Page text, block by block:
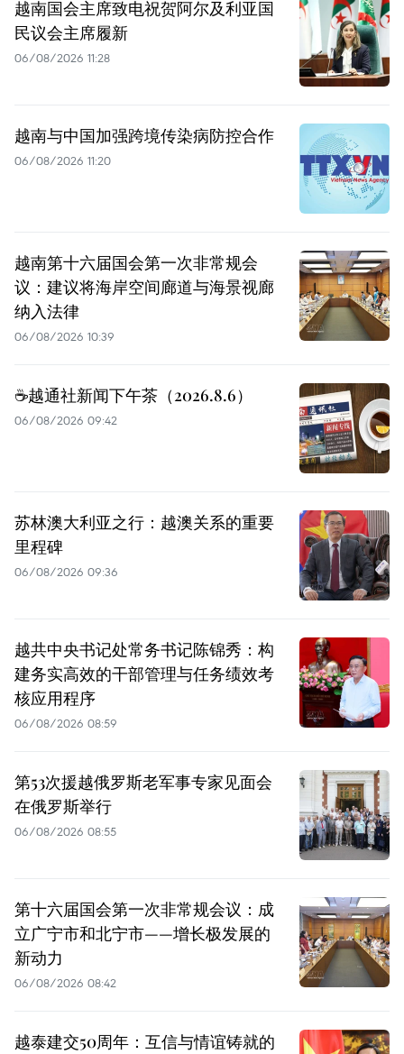
越南国会主席致电祝贺阿尔及利亚国
民议会主席履新
06/08/2026 11:28
越南与中国加强跨境传染病防控合作
06/08/2026 11:20
越南第十六届国会第一次非常规会
议：建议将海岸空间廊道与海景视廊
纳入法律
06/08/2026 10:39
☕️越通社新闻下午茶（2026.8.6）
06/08/2026 09:42
苏林澳大利亚之行：越澳关系的重要
里程碑
06/08/2026 09:36
越共中央书记处常务书记陈锦秀：构
建务实高效的干部管理与任务绩效考
核应用程序
06/08/2026 08:59
第53次援越俄罗斯老军事专家见面会
在俄罗斯举行
06/08/2026 08:55
第十六届国会第一次非常规会议：成
立广宁市和北宁市——增长极发展的
新动力
06/08/2026 08:42
越泰建交50周年：互信与情谊铸就的